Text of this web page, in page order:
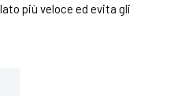
più veloce ed evita gli